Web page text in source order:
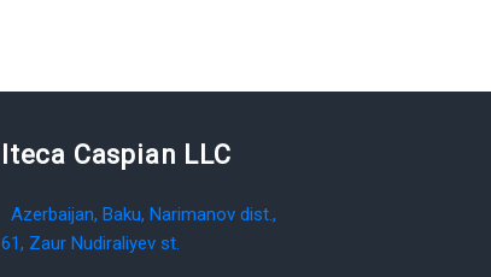
Iteca Caspian LLC
Azerbaijan, Baku, Narimanov dist.,
61, Zaur Nudiraliyev st.